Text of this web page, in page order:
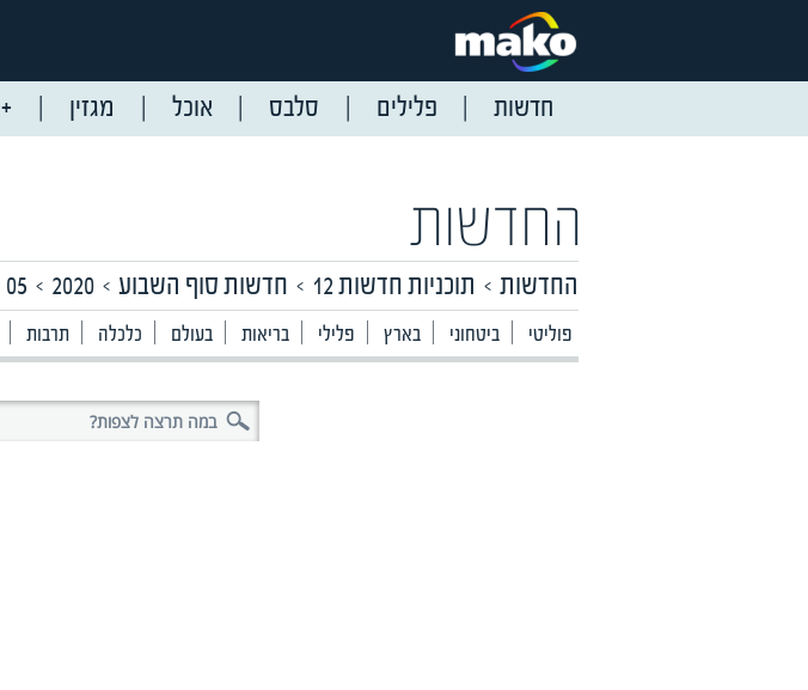
חדשות פלילים סלבס אוכל מגזין +12
החדשות
החדשות תוכניות חדשות 12 חדשות סוף השבוע 2020
05
פוליטי ביטחוני בארץ פלילי בריאות בעולם כלכלה תרבות